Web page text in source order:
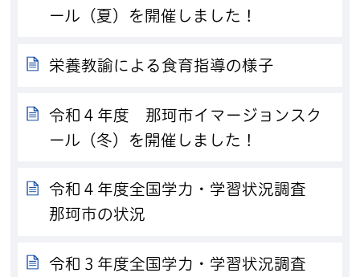
ール（夏）を開催しました！
栄養教諭による食育指導の様子
令和４年度 那珂市イマージョンスク
ール（冬）を開催しました！
令和４年度全国学力・学習状況調査
那珂市の状況
令和３年度全国学力・学習状況調査